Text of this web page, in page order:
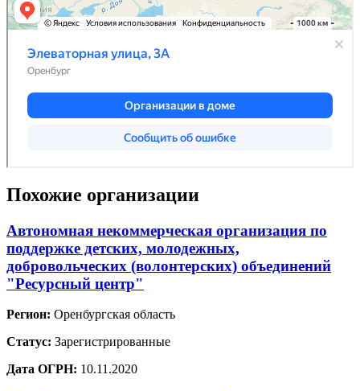
Похожие организации
Автономная некоммерческая организация по
поддержке детских, молодежных,
добровольческих (волонтерских) объединений
"Ресурсный центр"
Регион: Оренбургская область
Статус: Зарегистрированные
Дата ОГРН: 10.11.2020